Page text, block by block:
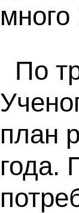
По
план
года.